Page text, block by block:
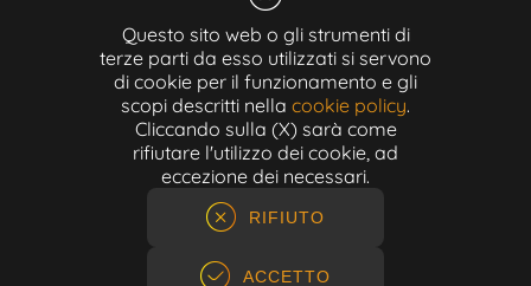
Questo sito web o gli strumenti di
terze parti da esso utilizzati si servono
di cookie per il funzionamento e gli
scopi descritti nella cookie policy.
Cliccando sulla (X) sarà come
rifiutare l'utilizzo dei cookie, ad
eccezione dei necessari.
RIFIUTO
ACCETTO
+39 059.454622
info@victoriacinema.it
Partita IVA: 02603471208
N-REA: 452611
Capitale sociale: 300.000,00€